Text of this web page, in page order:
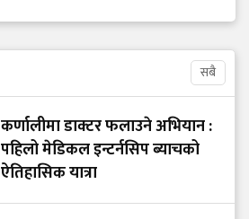
सबै
कर्णालीमा डाक्टर फलाउने अभियान :
पहिलो मेडिकल इन्टर्नसिप ब्याचको
ऐतिहासिक यात्रा